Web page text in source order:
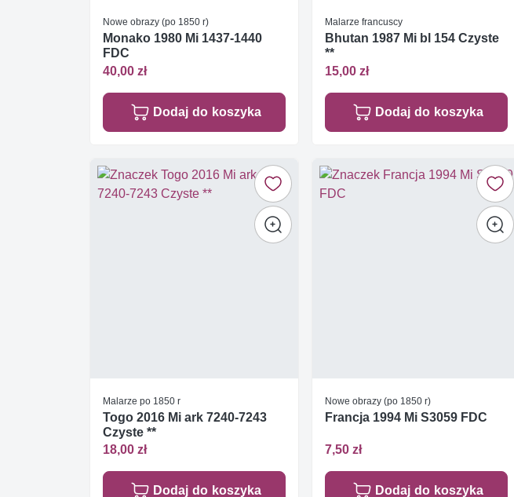
Nowe obrazy (po 1850 r)
Monako 1980 Mi 1437-1440
FDC
40,00 zł
Dodaj do koszyka
Malarze francuscy
Bhutan 1987 Mi bl 154 Czyste
**
15,00 zł
Dodaj do koszyka
Malarze po 1850 r
Togo 2016 Mi ark 7240-7243
Czyste **
18,00 zł
Dodaj do koszyka
Nowe obrazy (po 1850 r)
Francja 1994 Mi S3059 FDC
7,50 zł
Dodaj do koszyka